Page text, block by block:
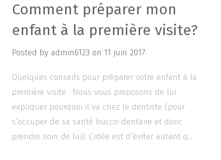
Comment préparer mon
enfant à la première visite?
Posted by admin6123 on 11 juin 2017
Quelques conseils pour préparer votre enfant à la
première visite : Nous vous proposons de lui
expliquer pourquoi il va chez le dentiste (pour
s’occuper de sa santé bucco-dentaire et donc
prendre soin de lui). L’idée est d’éviter autant q...